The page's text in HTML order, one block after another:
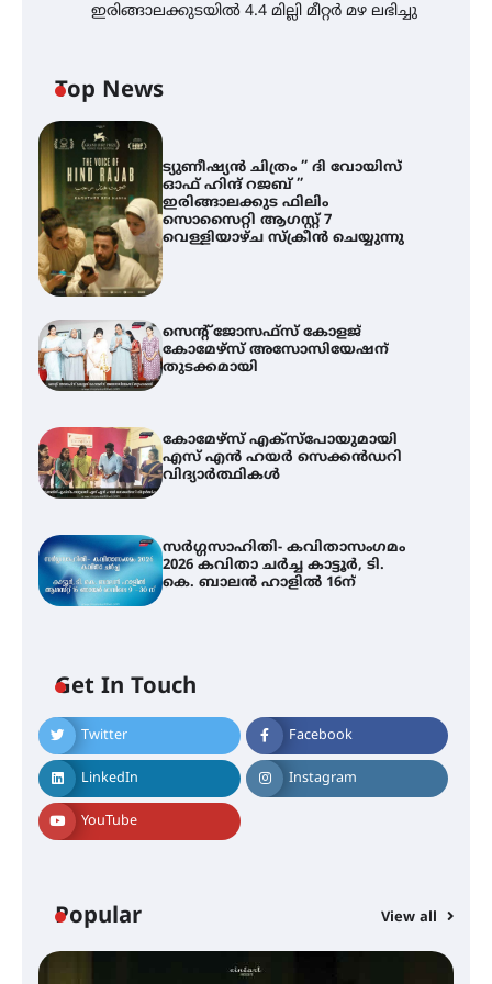
ഇരിങ്ങാലക്കുടയിൽ 4.4 മില്ലി മീറ്റർ മഴ ലഭിച്ചു
Top News
ട്യുണീഷ്യൻ ചിത്രം ” ദി വോയിസ്
ഓഫ് ഹിന്ദ് റജബ് ”
ഇരിങ്ങാലക്കുട ഫിലിം
സൊസൈറ്റി ആഗസ്റ്റ് 7
വെള്ളിയാഴ്ച സ്‌ക്രീൻ ചെയ്യുന്നു
സെന്റ് ജോസഫ്സ് കോളജ്
കോമേഴ്‌സ് അസോസിയേഷന്
തുടക്കമായി
കോമേഴ്സ് എക്സ്പോയുമായി
എസ് എൻ ഹയർ സെക്കൻഡറി
വിദ്യാർത്ഥികൾ
സർഗ്ഗസാഹിതി- കവിതാസംഗമം
2026 കവിതാ ചർച്ച കാട്ടൂർ, ടി.
കെ. ബാലൻ ഹാളിൽ 16ന്
Get In Touch
Twitter Facebook
LinkedIn Instagram
YouTube
Popular View all